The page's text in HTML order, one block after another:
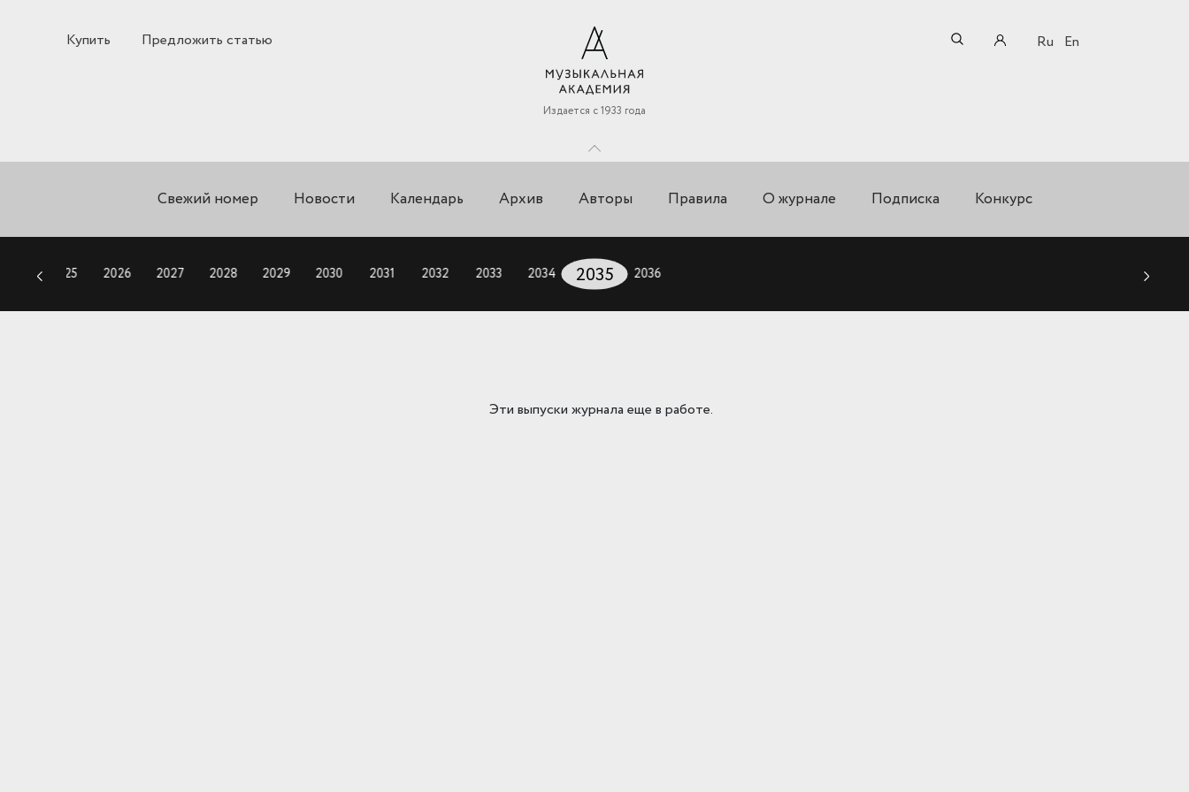
Купить Предложить статью
Издается с 1933 года
Ru En
Свежий номер Новости Календарь Архив Авторы Правила О журнале Подписка Конкурс
2025 2026 2027 2028 2029 2030 2031 2032 2033 2034 2035 2036
Эти выпуски журнала еще в работе.